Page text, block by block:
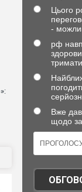
Цього
-
рф
Вже
щодо